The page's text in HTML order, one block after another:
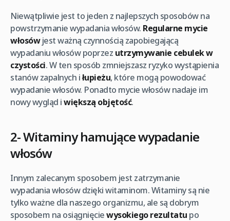
Niewątpliwie jest to jeden z najlepszych sposobów na
powstrzymanie wypadania włosów. Regularne mycie
włosówjest ważną czynnością zapobiegającą
wypadaniu włosów poprzez utrzymywanie cebulek w
czystości. W ten sposób zmniejszasz ryzyko wystąpienia
stanów zapalnych iłupieżu, które mogą powodować
wypadanie włosów. Ponadto mycie włosów nadaje im
nowy wygląd iwiększą objętość.
2- Witaminy hamujące wypadanie
włosów
Innym zalecanym sposobem jest zatrzymanie
wypadania włosów dzięki witaminom. Witaminy są nie
tylko ważne dla naszego organizmu, ale są dobrym
sposobem na osiągnięciewysokiego rezultatu po